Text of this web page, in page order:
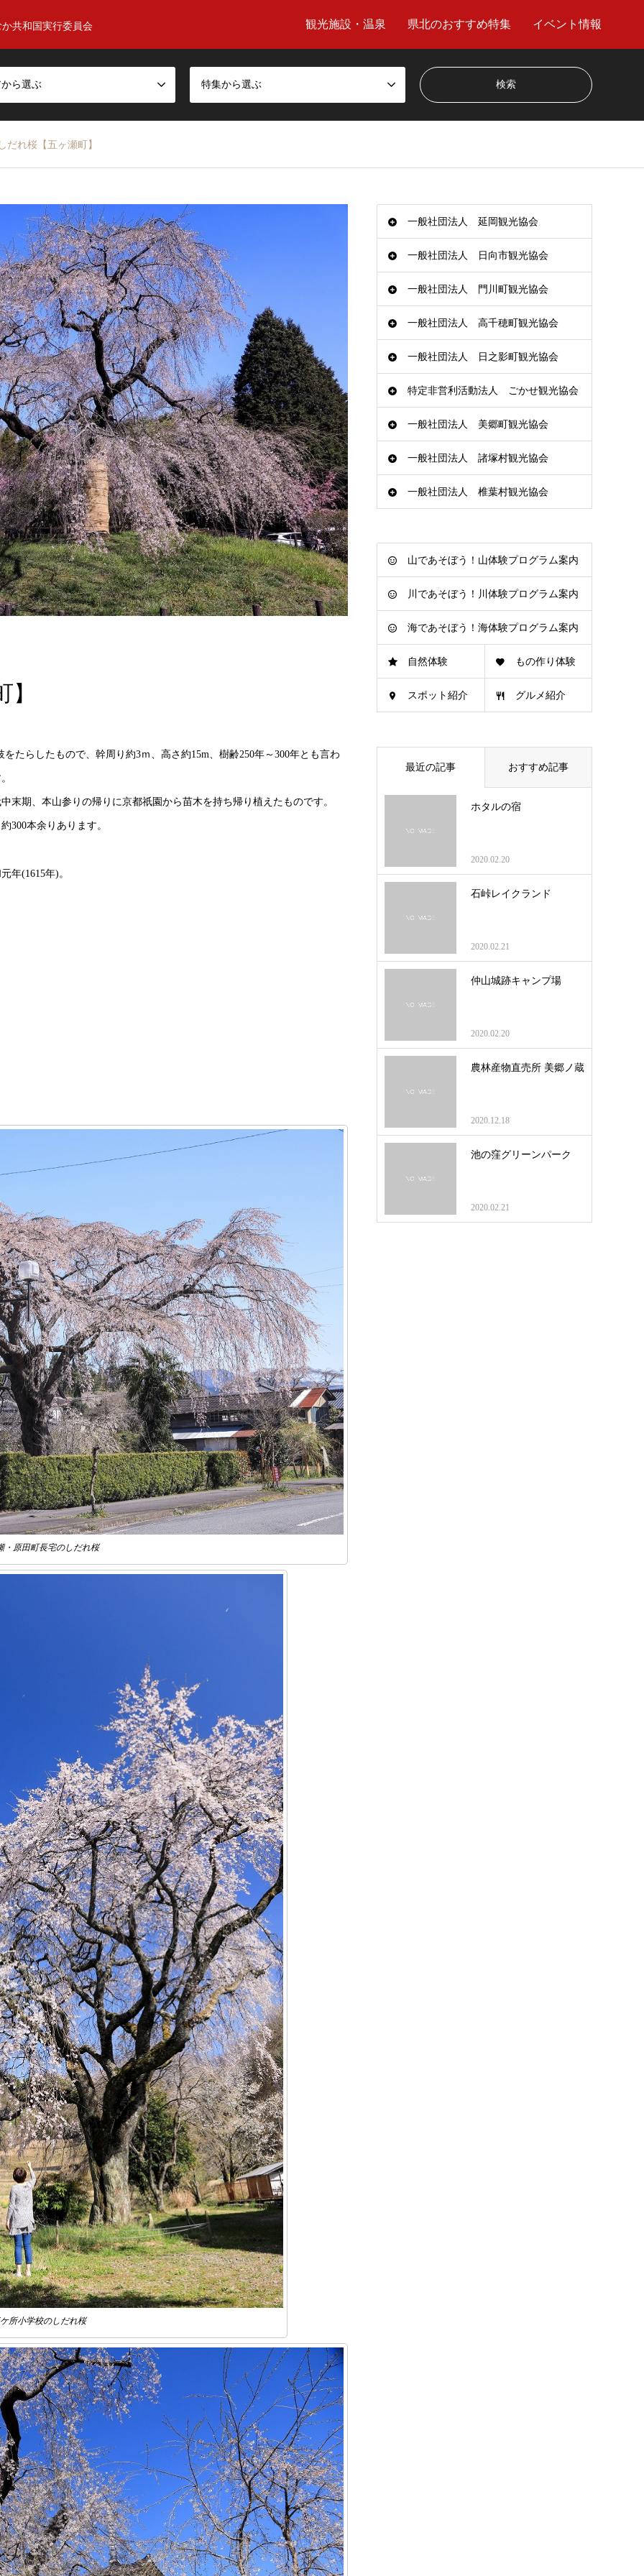
か共和国実行委員会 観光施設・温泉 県北のおすすめ特集 イベント情報
ら選ぶ 特集から選ぶ
だれ桜【五ヶ瀬町】
たらしたもので、幹周り約3ｍ、高さ約15m、樹齢250年～300年とも言わ
末期、本山参りの帰りに京都祇園から苗木を持ち帰り植えたものです。
300本余りあります。
年(1615年)。
・原田町長宅のしだれ桜
所小学校のしだれ桜
一般社団法人 延岡観光協会
一般社団法人 日向市観光協会
一般社団法人 門川町観光協会
一般社団法人 高千穂町観光協会
一般社団法人 日之影町観光協会
特定非営利活動法人 ごかせ観光協会
一般社団法人 美郷町観光協会
一般社団法人 諸塚村観光協会
一般社団法人 椎葉村観光協会
山であそぼう！山体験プログラム案内
川であそぼう！川体験プログラム案内
海であそぼう！海体験プログラム案内
自然体験 もの作り体験
スポット紹介 グルメ紹介
最近の記事 おすすめ記事
ホタルの宿
2020.02.20
石峠レイクランド
2020.02.21
仲山城跡キャンプ場
2020.02.20
農林産物直売所 美郷ノ蔵
2020.12.18
池の窪グリーンパーク
2020.02.21